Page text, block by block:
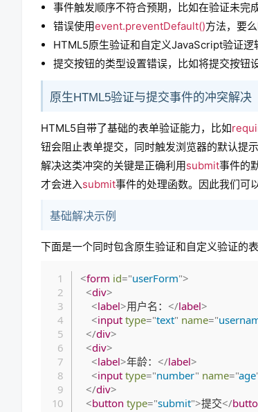
事件触发顺序不符合预期，比如在验证未完
错误使用event.preventDefault()方法，要
HTML5原生验证和自定义JavaScript验证
提交按钮的类型设置错误，比如将提交按钮
原生HTML5验证与提交事件的冲突解决
HTML5自带了基础的表单验证能力，比如
钮会阻止表单提交，同时触发浏览器的默认提
解决这类冲突的关键是正确利用submit事件的
才会进入submit事件的处理函数。因此我们可
基础解决示例
下面是一个同时包含原生验证和自定义验证的表
<form id="userForm">
<div>
<label>用户名： </label>
<input type="text" name="
</div>
<div>
<label>年龄： </label>
<input type="number" name="age
</div>
<button type="submit">提交</